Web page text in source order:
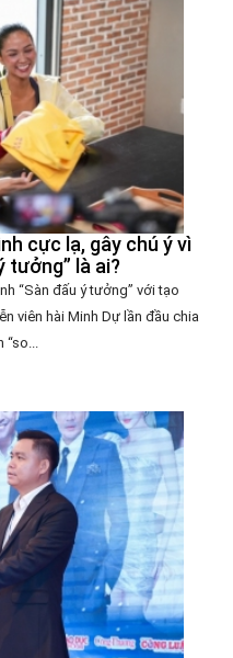
cực lạ, gây chú ý vì
tưởng” là ai?
“Sàn đấu ý tưởng” với tạo
viên hài Minh Dự lần đầu chia